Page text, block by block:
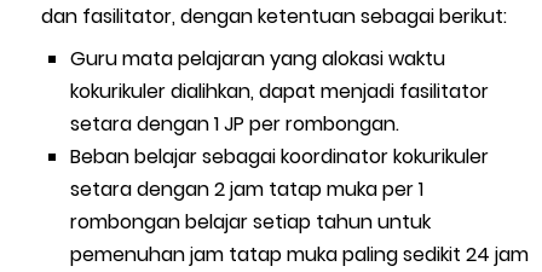
dan fasilitator, dengan ketentuan sebagai berikut:
Guru mata pelajaran yang alokasi waktu
kokurikuler dialihkan, dapat menjadi fasilitator
setara dengan 1 JP per rombongan.
Beban belajar sebagai koordinator kokurikuler
setara dengan 2 jam tatap muka per 1
rombongan belajar setiap tahun untuk
pemenuhan jam tatap muka paling sedikit 24 jam